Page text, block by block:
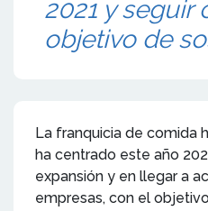
2021 y seguir
objetivo de
La franquicia de comida
ha centrado este año
expansión y en llegar a
empresas, con el